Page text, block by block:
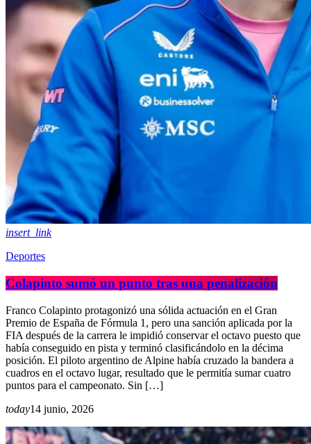
insert_link
Deportes
Colapinto sumó un punto tras una penalización
Franco Colapinto protagonizó una sólida actuación en el Gran
Premio de España de Fórmula 1, pero una sanción aplicada por la
FIA después de la carrera le impidió conservar el octavo puesto que
había conseguido en pista y terminó clasificándolo en la décima
posición. El piloto argentino de Alpine había cruzado la bandera a
cuadros en el octavo lugar, resultado que le permitía sumar cuatro
puntos para el campeonato. Sin […]
today14 junio, 2026